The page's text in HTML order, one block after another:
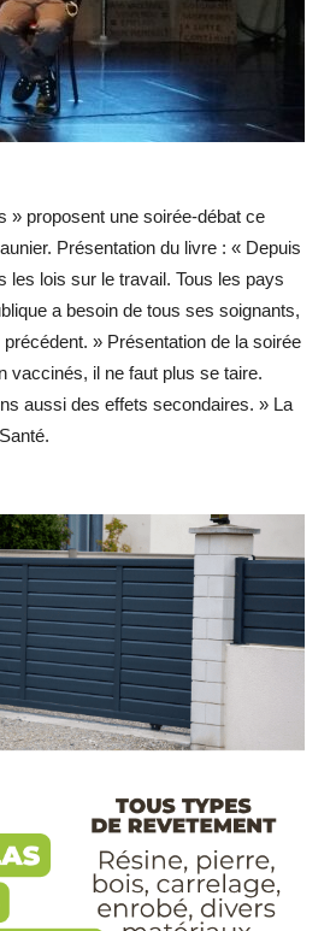
locale
Hebdo39
» proposent une soirée-débat ce
Présentation du livre : « Depuis
les lois sur le travail. Tous les pays
a besoin de tous ses soignants,
» Présentation de la soirée
vaccinés, il ne faut plus se taire.
aussi des effets secondaires. » La